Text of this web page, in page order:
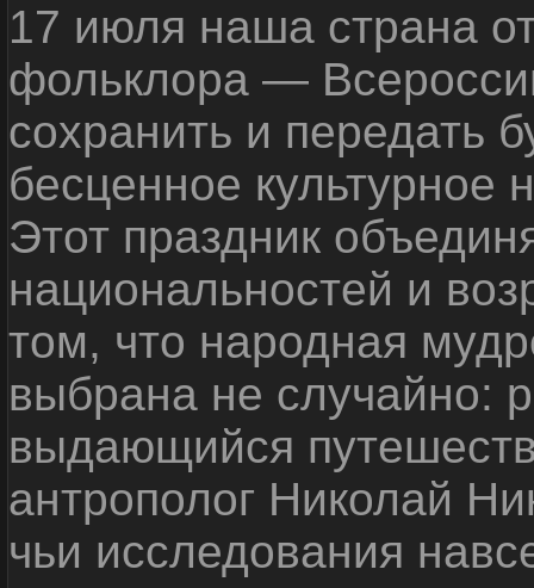
17 июля наша страна
фольклора —
сохранить и передать
бесценное культурное
Этот праздник
национальностей и
том, что народная
выбрана не случайно:
выдающийся
антрополог Николай
чьи исследования